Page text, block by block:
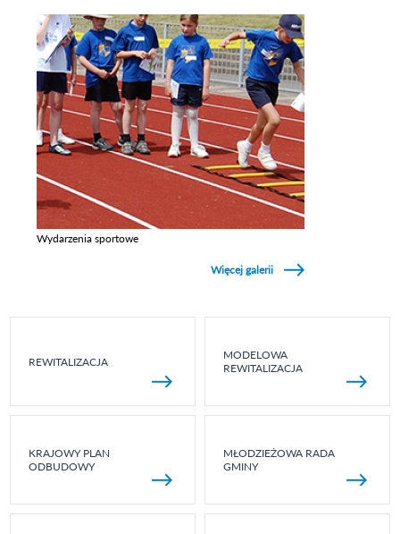
Wydarzenia sportowe
Więcej galerii
REWITALIZACJA
MODELOWA
REWITALIZACJA
KRAJOWY PLAN
ODBUDOWY
MŁODZIEŻOWA RADA
GMINY